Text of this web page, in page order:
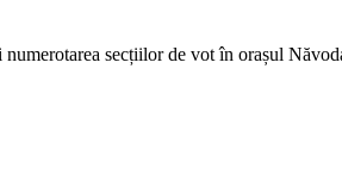
secțiilor de vot în orașul